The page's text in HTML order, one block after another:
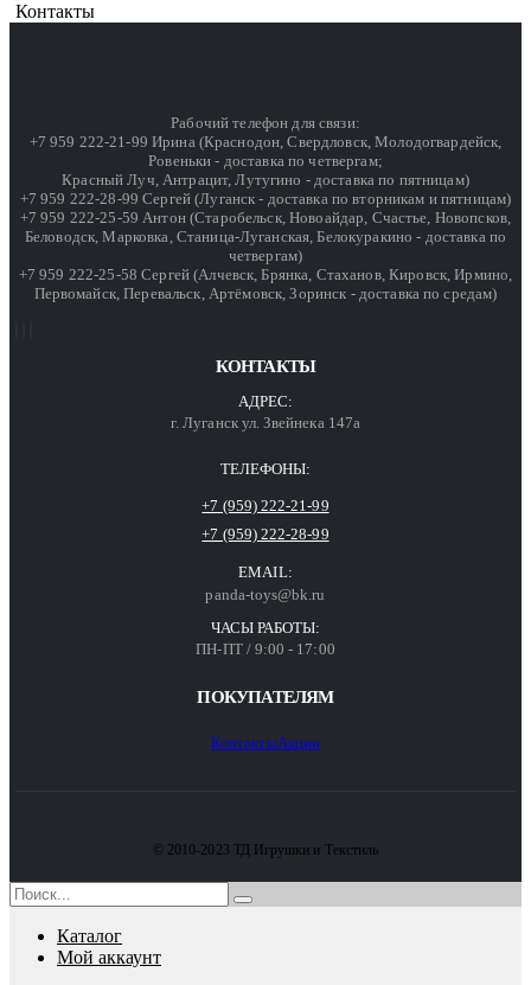
Контакты
Рабочий телефон для связи:
+7 959 222-21-99 Ирина (Краснодон, Свердловск, Молодогвардейск,
Ровеньки - доставка по четвергам;
Красный Луч, Антрацит, Лутугино - доставка по пятницам)
+7 959 222-28-99 Сергей (Луганск - доставка по вторникам и пятницам)
+7 959 222-25-59 Антон (Старобельск, Новоайдар, Счастье, Новопсков,
Беловодск, Марковка, Станица-Луганская, Белокуракино - доставка по
четвергам)
+7 959 222-25-58 Сергей (Алчевск, Брянка, Стаханов, Кировск, Ирмино,
Первомайск, Перевальск, Артёмовск, Зоринск - доставка по средам)
КОНТАКТЫ
АДРЕС:
г. Луганск ул. Звейнека 147а
ТЕЛЕФОНЫ:
+7 (959) 222-21-99
+7 (959) 222-28-99
EMAIL:
panda-toys@bk.ru
ЧАСЫ РАБОТЫ:
ПН-ПТ / 9:00 - 17:00
ПОКУПАТЕЛЯМ
КонтактыАкции
© 2010-2023 ТД Игрушки и Текстиль
Каталог
Мой аккаунт